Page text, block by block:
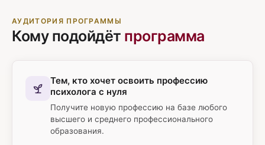
АУДИТОРИЯ ПРОГРАММЫ
Кому подойдёт программа
Тем, кто хочет освоить профессию
психолога с нуля
Получите новую профессию на базе любого
высшего и среднего профессионального
образования.